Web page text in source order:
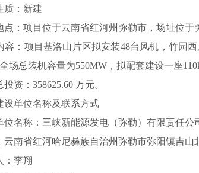
：新建
项目位于云南省红河州弥勒市，场址位于
项目基洛山片区拟安装48台风机，竹园西
场总装机容量为550MW，拟配套建设一座
：358625.60 万元。
单位名称及联系方式
称：三峡新能源发电（弥勒）有限责任公
省红河哈尼彝族自治州弥勒市弥阳镇吉山
李翔